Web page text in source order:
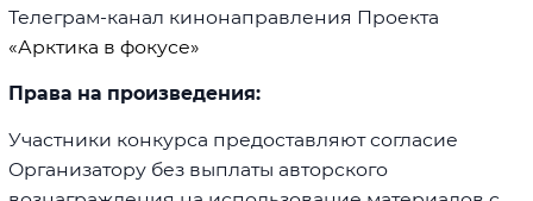
Телеграм-канал кинонаправления Проекта
«Арктика в фокусе»
Права на произведения:
Участники конкурса предоставляют согласие
Организатору без выплаты авторского